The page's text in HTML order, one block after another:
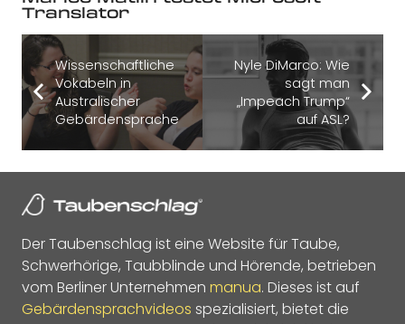
Translator
Wissenschaftliche
Vokabeln in
Australischer
Gebärdensprache
Nyle DiMarco: Wie
sagt man
„Impeach Trump“
auf ASL?
Der Taubenschlag ist eine Website für Taube,
Schwerhörige, Taubblinde und Hörende, betrieben
vom Berliner Unternehmen manua. Dieses ist auf
Gebärdensprachvideos spezialisiert, bietet die